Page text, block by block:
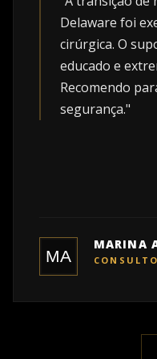
Delaware foi
cirúrgica. O
educado e
Recomendo
segurança."
MARINA